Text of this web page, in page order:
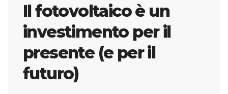
Il fotovoltaico è un
investimento per il
presente (e per il
futuro)